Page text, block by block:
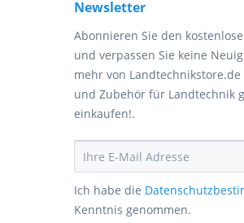
Newsletter
Abonnieren Sie den
und verpassen Sie keine
mehr von Landtechnikstore.de
und Zubehör für Landtechnik
einkaufen!.
Ich habe die
Kenntnis genommen.